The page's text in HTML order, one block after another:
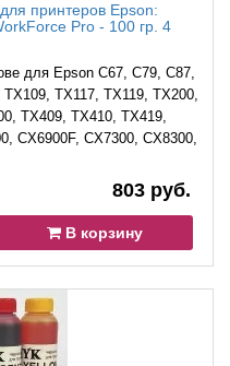
принтеров Epson:
Pro - 100 гр. 4
для Epson C67, C79, C87,
TX117, TX119, TX200,
TX409, TX410, TX419,
CX6900F, CX7300, CX8300,
803 руб.
В корзину